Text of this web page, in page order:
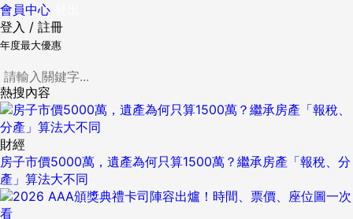
會員中心
登入 / 註冊
年度最大優惠
熱搜內容
財經
房子市價5000萬，遺產為何只算1500萬？繼承房產「報稅、分
產」算法大不同